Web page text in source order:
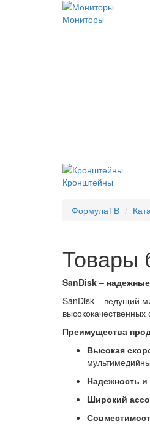
Мониторы
Кронштейны
ФормулаТВ
Товары
SanDisk –
SanDisk – ведущий
Преимущества
Высокая
Надежность и
Широкий